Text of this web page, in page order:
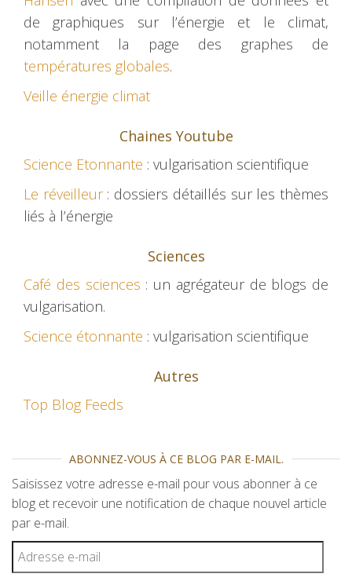
de graphiques sur l’énergie et le climat,
notamment la page des graphes de
températures globales.
Veille énergie climat
Chaines Youtube
Science Etonnante : vulgarisation scientifique
Le réveilleur: dossiers détaillés sur les thèmes
liés à l’énergie
Sciences
Café des sciences : un agrégateur de blogs de
vulgarisation.
Science étonnante : vulgarisation scientifique
Autres
Top Blog Feeds
ABONNEZ-VOUS À CE BLOG PAR E-MAIL.
Saisissez votre adresse e-mail pour vous abonner à ce
blog et recevoir une notification de chaque nouvel article
par e-mail.
Adresse e-mail